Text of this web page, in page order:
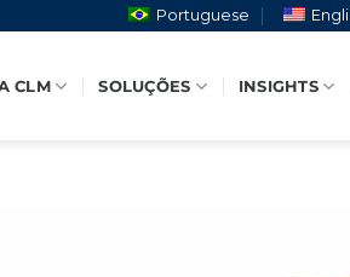
Portuguese
CLM SOLUÇÕES INSIGHTS